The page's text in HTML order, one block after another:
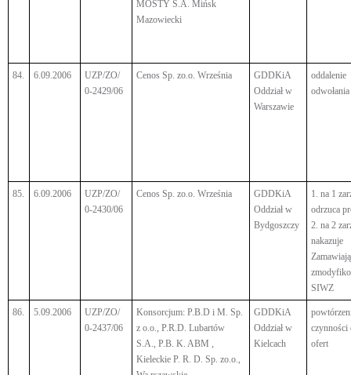
MOSTY S.A. Mińsk
Mazowiecki
84. 6.09.2006
UZP/ZO/
0-2429/06
Cenos Sp. zo.o. Września
GDDKiA
Oddział w
Warszawie
oddalenie
odwołania
85. 6.09.2006
UZP/ZO/
0-2430/06
Cenos Sp. zo.o. Września
GDDKiA
Oddział w
Bydgoszczy
1. na 1
odrzuca
2. na 2
nakazuje
SIWZ
86. 5.09.2006
UZP/ZO/
0-2437/06
Konsorcjum: P.B.D i M. Sp.
z o.o., P.R.D. Lubartów
S.A., P.B. K. ABM ,
Kieleckie P. R. D. Sp. zo.o.,
GDDKiA
Oddział w
Kielcach
czynności
ofert